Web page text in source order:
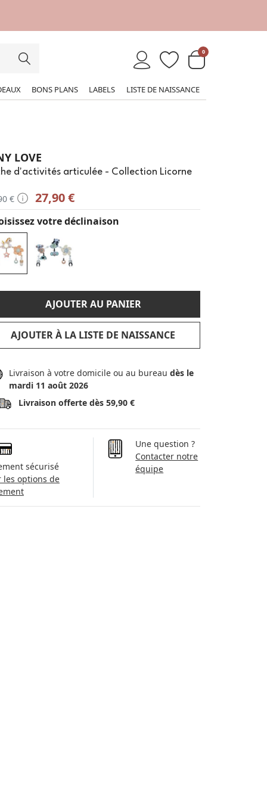
0
BONS PLANS LABELS LISTE DE NAISSANCE
LOVE
d'activités articulée - Collection Licorne
€ 27,90 €
votre déclinaison
AJOUTER AU PANIER
AJOUTER À LA LISTE DE NAISSANCE
Livraison à votre domicile ou au bureau dès le
mardi 11 août 2026
Livraison offerte dès 59,90 €
sécurisé
les options de
Une question ?
Contacter notre
équipe